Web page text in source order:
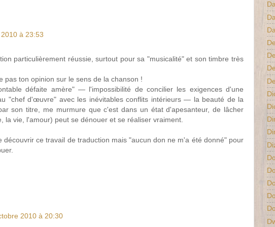
à 23:53
particulièrement réussie, surtout pour sa "musicalité" et son timbre très
pas ton opinion sur le sens de la chanson !
défaite amère" — l'impossibilité de concilier les exigences d'une
"chef d'œuvre" avec les inévitables conflits intérieurs — la beauté de la
son titre, me murmure que c'est dans un état d'apesanteur, de lâcher
la vie, l'amour) peut se dénouer et se réaliser vraiment.
découvrir ce travail de traduction mais "aucun don ne m'a été donné" pour
2010 à 20:30